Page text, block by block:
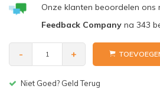
Onze klanten beoordelen ons
Feedback Companyna 343
- +
Gratis bezorgen v.a. € 150,-(NL)